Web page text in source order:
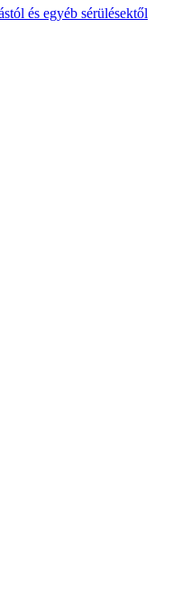
és egyéb sérülésektől